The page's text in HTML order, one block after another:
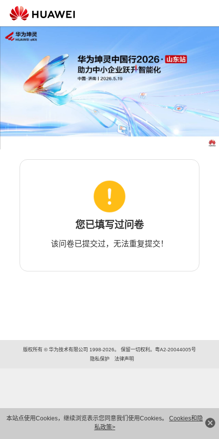
本站点使用Cookies，继续浏览表示您同意我们使用Cookies。 Cookies和隐
私政策>
您已填写过问卷
该问卷已提交过，无法重复提交！
版权所有 © 华为技术有限公司 1998-2026。 保留一切权利。粤A2-20044005号
隐私保护
法律声明